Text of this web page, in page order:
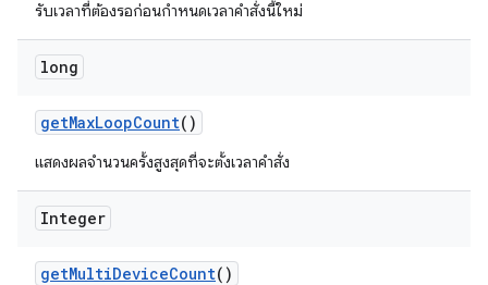
รับเวลาที่ต้องรอก่อนกำหนดเวลาคำสั่งนี้ใหม่
long
getMaxLoopCount()
แสดงผลจำนวนครั้งสูงสุดที่จะตั้งเวลาคำสั่ง
Integer
getMultiDeviceCount()